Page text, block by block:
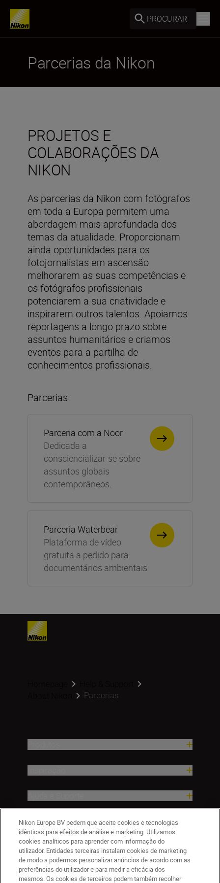
PROCURAR
Parcerias da Nikon
Parcerias
Parceria com a Noor
Dedicada a
consciencializar-se sobre
assuntos globais
contemporâneos.
Parceria Waterbear
Plataforma de vídeo
gratuita a pedido para
documentários ambientais
PROJETOS E
COLABORAÇÕES DA
NIKON
As parcerias da Nikon com fotógrafos
em toda a Europa permitem uma
abordagem mais aprofundada dos
temas da atualidade. Proporcionam
ainda oportunidades para os
fotojornalistas em ascensão
melhorarem as suas competências e
os fotógrafos profissionais
potenciarem a sua criatividade e
inspirarem outros talentos. Apoiamos
reportagens a longo prazo sobre
assuntos humanitários e criamos
eventos para a partilha de
conhecimentos profissionais.
Parcerias
Empresa
Nikon Europe BV pedem que aceite cookies e tecnologias
idênticas para efeitos de análise e marketing. Utilizamos
cookies analíticos para aprender com informação do
utilizador. Entidades terceiras instalam cookies de marketing
de modo a podermos personalizar anúncios de acordo com as
preferências do utilizador e para medir a eficácia dos
mesmos. Os cookies de terceiros podem também recolher